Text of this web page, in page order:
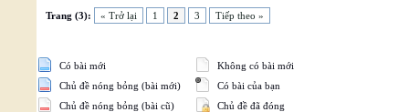
Trang (3): « Trở lại 1 2 3 Tiếp theo »
Có bài mới
Chủ đề nóng bỏng (bài mới)
Chủ đề nóng bỏng (bài cũ)
Không có bài mới
Có bài của bạn
Chủ đề đã đóng